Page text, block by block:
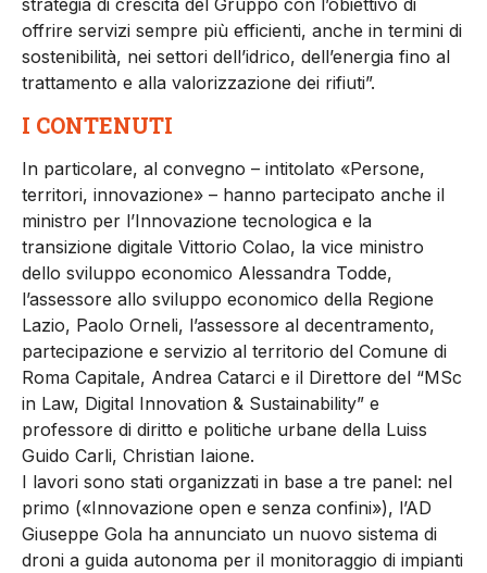
strategia di crescita del Gruppo con l’obiettivo di
offrire servizi sempre più efficienti, anche in termini di
sostenibilità, nei settori dell’idrico, dell’energia fino al
trattamento e alla valorizzazione dei rifiuti”.
I CONTENUTI
In particolare, al convegno – intitolato «Persone,
territori, innovazione» – hanno partecipato anche il
ministro per l’Innovazione tecnologica e la
transizione digitale Vittorio Colao, la vice ministro
dello sviluppo economico Alessandra Todde,
l’assessore allo sviluppo economico della Regione
Lazio, Paolo Orneli, l’assessore al decentramento,
partecipazione e servizio al territorio del Comune di
Roma Capitale, Andrea Catarci e il Direttore del “MSc
in Law, Digital Innovation & Sustainability” e
professore di diritto e politiche urbane della Luiss
Guido Carli, Christian Iaione.
I lavori sono stati organizzati in base a tre panel: nel
primo («Innovazione open e senza confini»), l’AD
Giuseppe Gola ha annunciato un nuovo sistema di
droni a guida autonoma per il monitoraggio di impianti